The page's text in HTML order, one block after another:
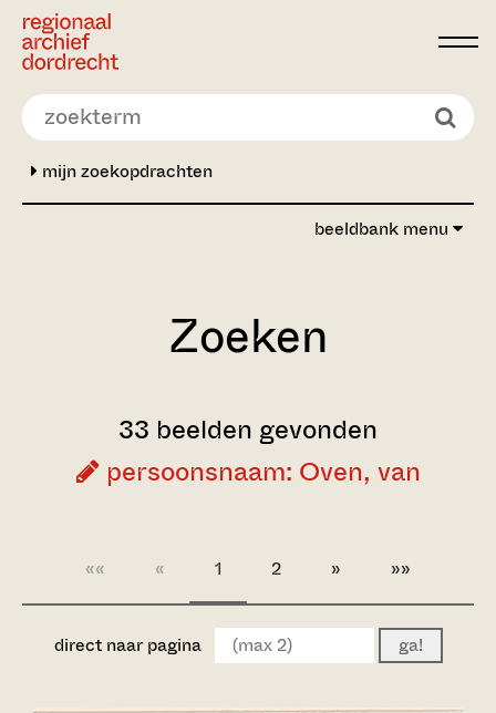
Ga direct naar de inhoud
mijn zoekopdrachten
beeldbank menu
Zoeken
33 beelden gevonden
persoonsnaam: Oven, van
«« « 1 2 » »»
direct naar pagina ga!